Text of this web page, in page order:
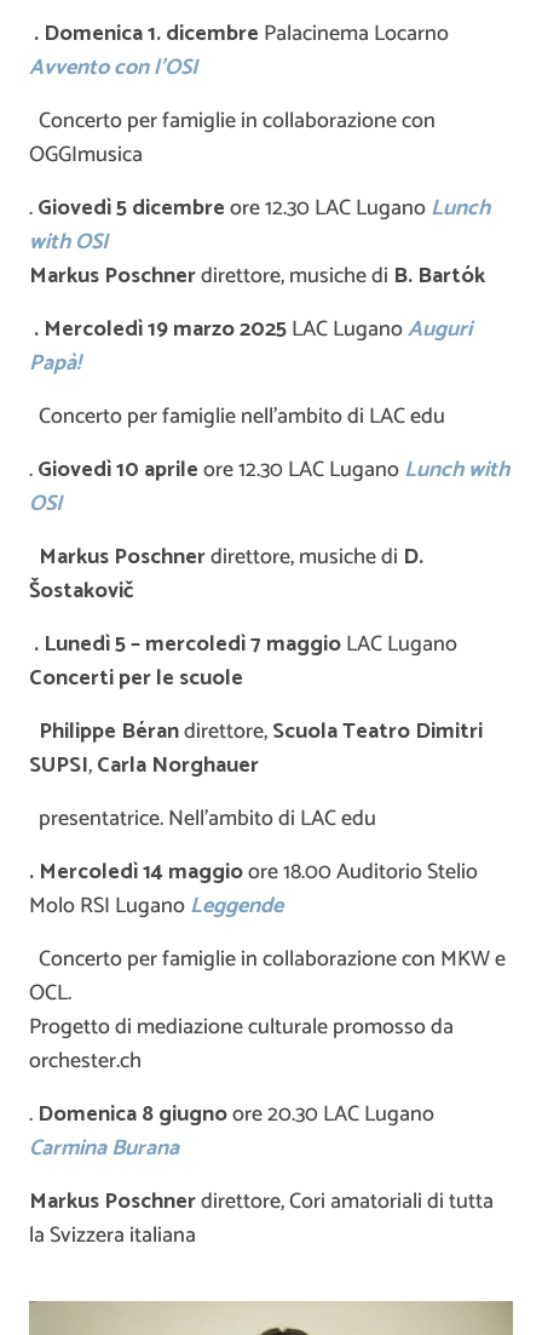
. Domenica 1. dicembre Palacinema Locarno
Avvento con l’OSI
Concerto per famiglie in collaborazione con
OGGImusica
.Giovedì 5 dicembreore 12.30 LAC LuganoLunch
with OSI
Markus Poschnerdirettore, musiche di B. Bartók
. Mercoledì 19 marzo 2025LAC LuganoAuguri
Papà!
Concerto per famiglie nell’ambito di LAC edu
.Giovedì 10 aprileore 12.30 LAC LuganoLunch with
OSI
Markus Poschnerdirettore, musiche di D.
Šostakovič
. Lunedì 5 – mercoledì 7 maggioLAC Lugano
Concerti per le scuole
Philippe Bérandirettore,Scuola Teatro Dimitri
SUPSI,Carla Norghauer
presentatrice. Nell’ambito di LAC edu
. Mercoledì 14 maggioore 18.00 Auditorio Stelio
Molo RSI LuganoLeggende
Concerto per famiglie in collaborazione con MKW e
OCL.
Progetto di mediazione culturale promosso da
orchester.ch
. Domenica 8 giugnoore 20.30 LAC Lugano
Carmina Burana
Markus Poschnerdirettore, Cori amatoriali di tutta
la Svizzera italiana